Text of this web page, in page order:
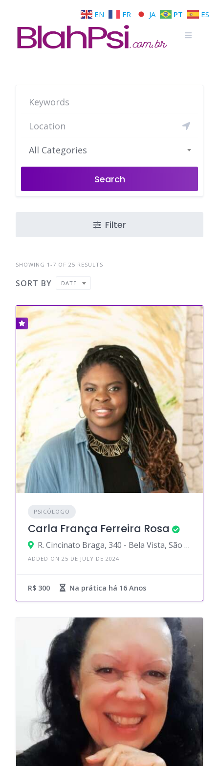
All Categories
Search
Filter
SHOWING 1-7 OF 25 RESULTS
SORT BY DATE
PSICÓLOGO
Carla França Ferreira Rosa
R. Cincinato Braga, 340 - Bela Vista, São Paulo - SP, 01333-011
ADDED ON 25 DE JULY DE 2024
R$ 300 Na prática há 16 Anos
EN FR JA PT ES